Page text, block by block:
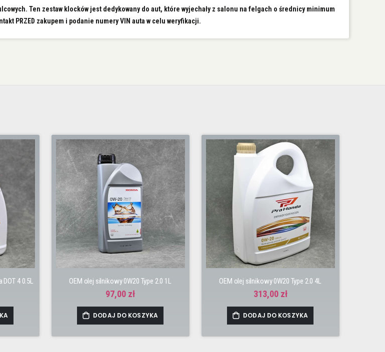
Ten zestaw klocków jest dedykowany do aut, które wyjechały z salonu na felgach o średnicy minimum
PRZED zakupem i podanie numery VIN auta w celu weryfikacji.
DOT 4 0.5L OEM olej silnikowy 0W20 Type 2.0 1L
97,00 zł
DODAJ DO KOSZYKA
OEM olej silnikowy 0W20 Type 2.0 4L
313,00 zł
DODAJ DO KOSZYKA